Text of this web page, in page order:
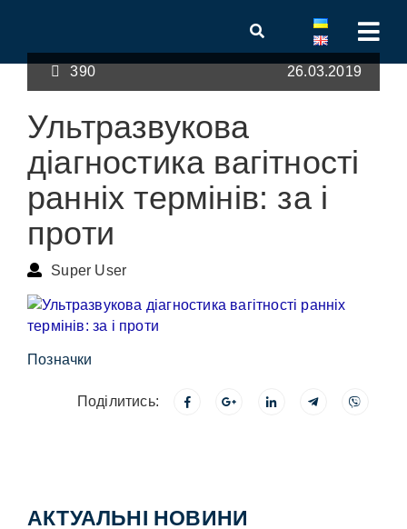
390 26.03.2019
Ультразвукова
діагностика вагітності
ранніх термінів: за і
проти
Super User
Позначки
Поділитись:
АКТУАЛЬНІ НОВИНИ